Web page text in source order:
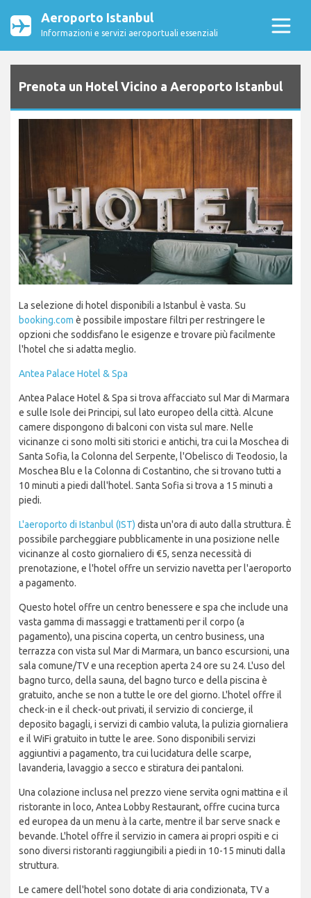
Aeroporto Istanbul
Informazioni e servizi aeroportuali essenziali
Prenota un Hotel Vicino a Aeroporto Istanbul
La selezione di hotel disponibili a Istanbul è vasta. Su
booking.com è possibile impostare filtri per restringere le
opzioni che soddisfano le esigenze e trovare più facilmente
l'hotel che si adatta meglio.
Antea Palace Hotel & Spa
Antea Palace Hotel & Spa si trova affacciato sul Mar di Marmara
e sulle Isole dei Principi, sul lato europeo della città. Alcune
camere dispongono di balconi con vista sul mare. Nelle
vicinanze ci sono molti siti storici e antichi, tra cui la Moschea di
Santa Sofia, la Colonna del Serpente, l'Obelisco di Teodosio, la
Moschea Blu e la Colonna di Costantino, che si trovano tutti a
10 minuti a piedi dall'hotel. Santa Sofia si trova a 15 minuti a
piedi.
L'aeroporto di Istanbul (IST) dista un'ora di auto dalla struttura. È
possibile parcheggiare pubblicamente in una posizione nelle
vicinanze al costo giornaliero di €5, senza necessità di
prenotazione, e l'hotel offre un servizio navetta per l'aeroporto
a pagamento.
Questo hotel offre un centro benessere e spa che include una
vasta gamma di massaggi e trattamenti per il corpo (a
pagamento), una piscina coperta, un centro business, una
terrazza con vista sul Mar di Marmara, un banco escursioni, una
sala comune/TV e una reception aperta 24 ore su 24. L'uso del
bagno turco, della sauna, del bagno turco e della piscina è
gratuito, anche se non a tutte le ore del giorno. L'hotel offre il
check-in e il check-out privati, il servizio di concierge, il
deposito bagagli, i servizi di cambio valuta, la pulizia giornaliera
e il WiFi gratuito in tutte le aree. Sono disponibili servizi
aggiuntivi a pagamento, tra cui lucidatura delle scarpe,
lavanderia, lavaggio a secco e stiratura dei pantaloni.
Una colazione inclusa nel prezzo viene servita ogni mattina e il
ristorante in loco, Antea Lobby Restaurant, offre cucina turca
ed europea da un menu à la carte, mentre il bar serve snack e
bevande. L'hotel offre il servizio in camera ai propri ospiti e ci
sono diversi ristoranti raggiungibili a piedi in 10-15 minuti dalla
struttura.
Le camere dell'hotel sono dotate di aria condizionata, TV a